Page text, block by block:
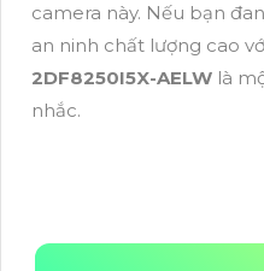
camera này. Nếu bạn
an ninh chất lượng cao
2DF8250I5X-AELW là
nhắc.